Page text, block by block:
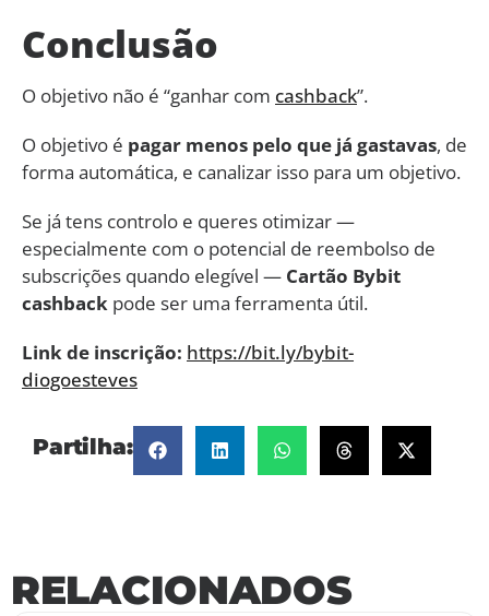
Conclusão
O objetivo não é “ganhar com cashback”.
O objetivo é pagar menos pelo que já gastavas, de
forma automática, e canalizar isso para um objetivo.
Se já tens controlo e queres otimizar —
especialmente com o potencial de reembolso de
subscrições quando elegível — Cartão Bybit
cashback pode ser uma ferramenta útil.
Link de inscrição: https://bit.ly/bybit-
diogoesteves
Partilha:
RELACIONADOS